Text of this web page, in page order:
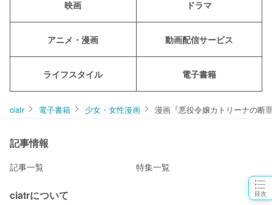
目次
映画 ドラマ
アニメ・漫画 動画配信サービス
ライフスタイル 電子書籍
ciatr 電子書籍 少女・女性漫画 漫画『悪役令嬢カトリーナの断
記事情報
記事一覧 特集一覧
ciatrについて